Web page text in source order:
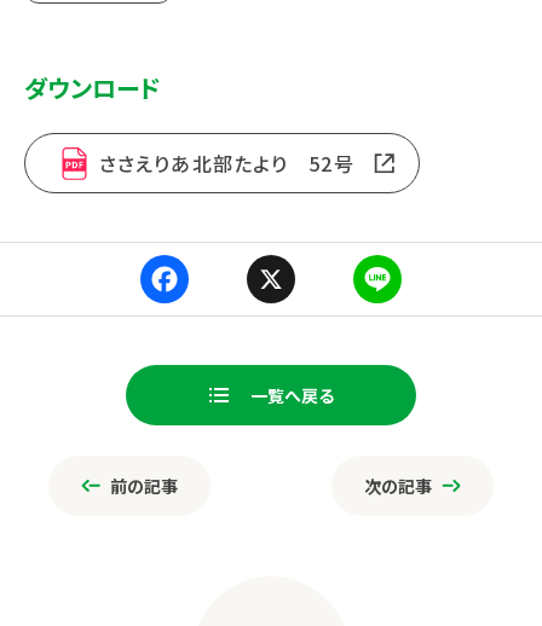
ダウンロード
ささえりあ北部たより 52号
Fa
ce
bo
ok
X
Li
ne
一覧へ戻る
前の記事 次の記事